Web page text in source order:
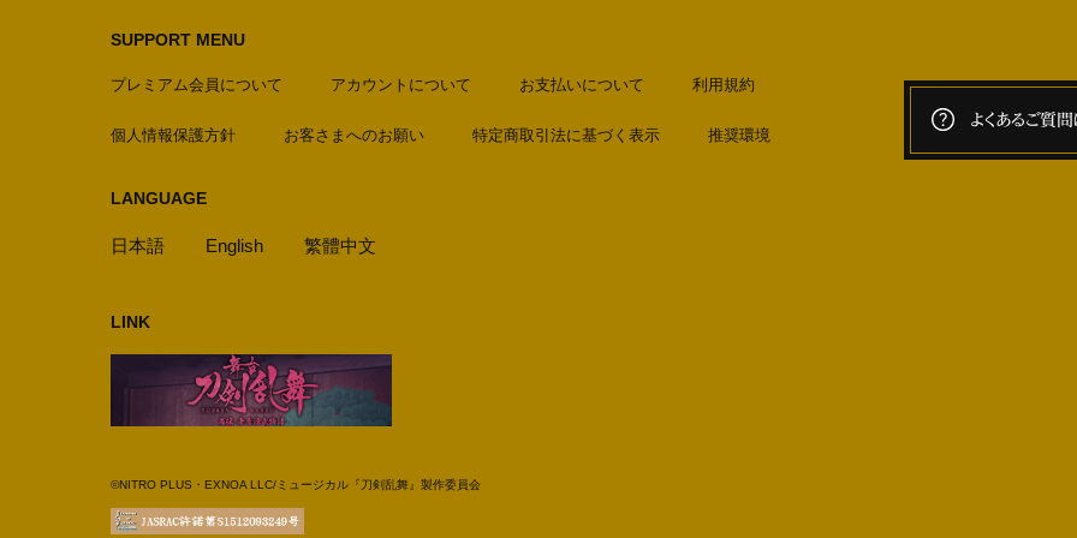
SUPPORT MENU
プレミアム会員について アカウントについて お支払いについて 利用規約
個人情報保護方針 お客さまへのお願い 特定商取引法に基づく表示 推奨環境
LANGUAGE
日本語 English 繁體中文
LINK
©NITRO PLUS・EXNOA LLC/ミュージカル『刀剣乱舞』製作委員会
よくあるご質問